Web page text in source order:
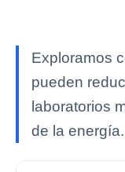
Exploramos
pueden
laboratorios
de la energía.